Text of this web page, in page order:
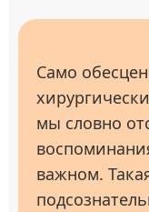
Само
мы словно
важном.